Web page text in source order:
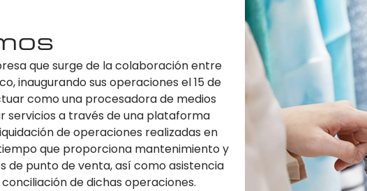
que surge de la colaboración entre
inaugurando sus operaciones el 15 de
como una procesadora de medios
servicios a través de una plataforma
de operaciones realizadas en
que proporciona mantenimiento y
punto de venta, así como asistencia
de dichas operaciones.